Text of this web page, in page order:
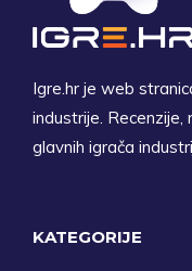
Igre.hr je web
industrije.
glavnih igrača
KATEGORIJE